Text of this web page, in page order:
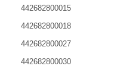
442682800015
442682800018
442682800027
442682800030